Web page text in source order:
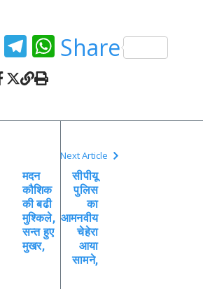
Messenger
Telegram
WhatsApp
Share
मदन
कौशिक
की बढी
मुश्किले,
सन्त हुए
मुखर,
Next Article
सीपीयू
पुलिस
का
आमनवीय
चेहेरा
आया
सामने,